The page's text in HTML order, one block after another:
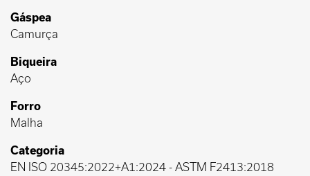
Gáspea
Camurça
Biqueira
Aço
Forro
Malha
Categoria
EN ISO 20345:2022+A1:2024 - ASTM F2413:2018